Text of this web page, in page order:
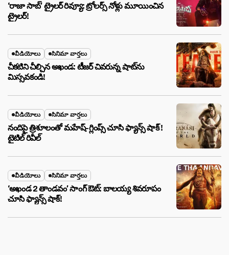
‘రాజా సాబ్’ ట్రైలర్ రివ్యూ: ట్రోలర్స్ నోళ్లు మూయించిన
ట్రైలర్!
వీడియోలు సినిమా వార్తలు
చీకటిని చీల్చిన అఖండ: టీజర్ చివరున్న షాట్‌ను
మిస్సవకండి!
వీడియోలు సినిమా వార్తలు
నందిపై త్రిశూలంతో మహేష్-గ్లింప్స్ చూసి ఫ్యాన్స్ షాక్ !
టైటిల్ రివీల్
వీడియోలు సినిమా వార్తలు
‘అఖండ 2 తాండవం’ సాంగ్ ఔట్: బాలయ్య శివరూపం
చూసి ఫ్యాన్స్ షాక్!